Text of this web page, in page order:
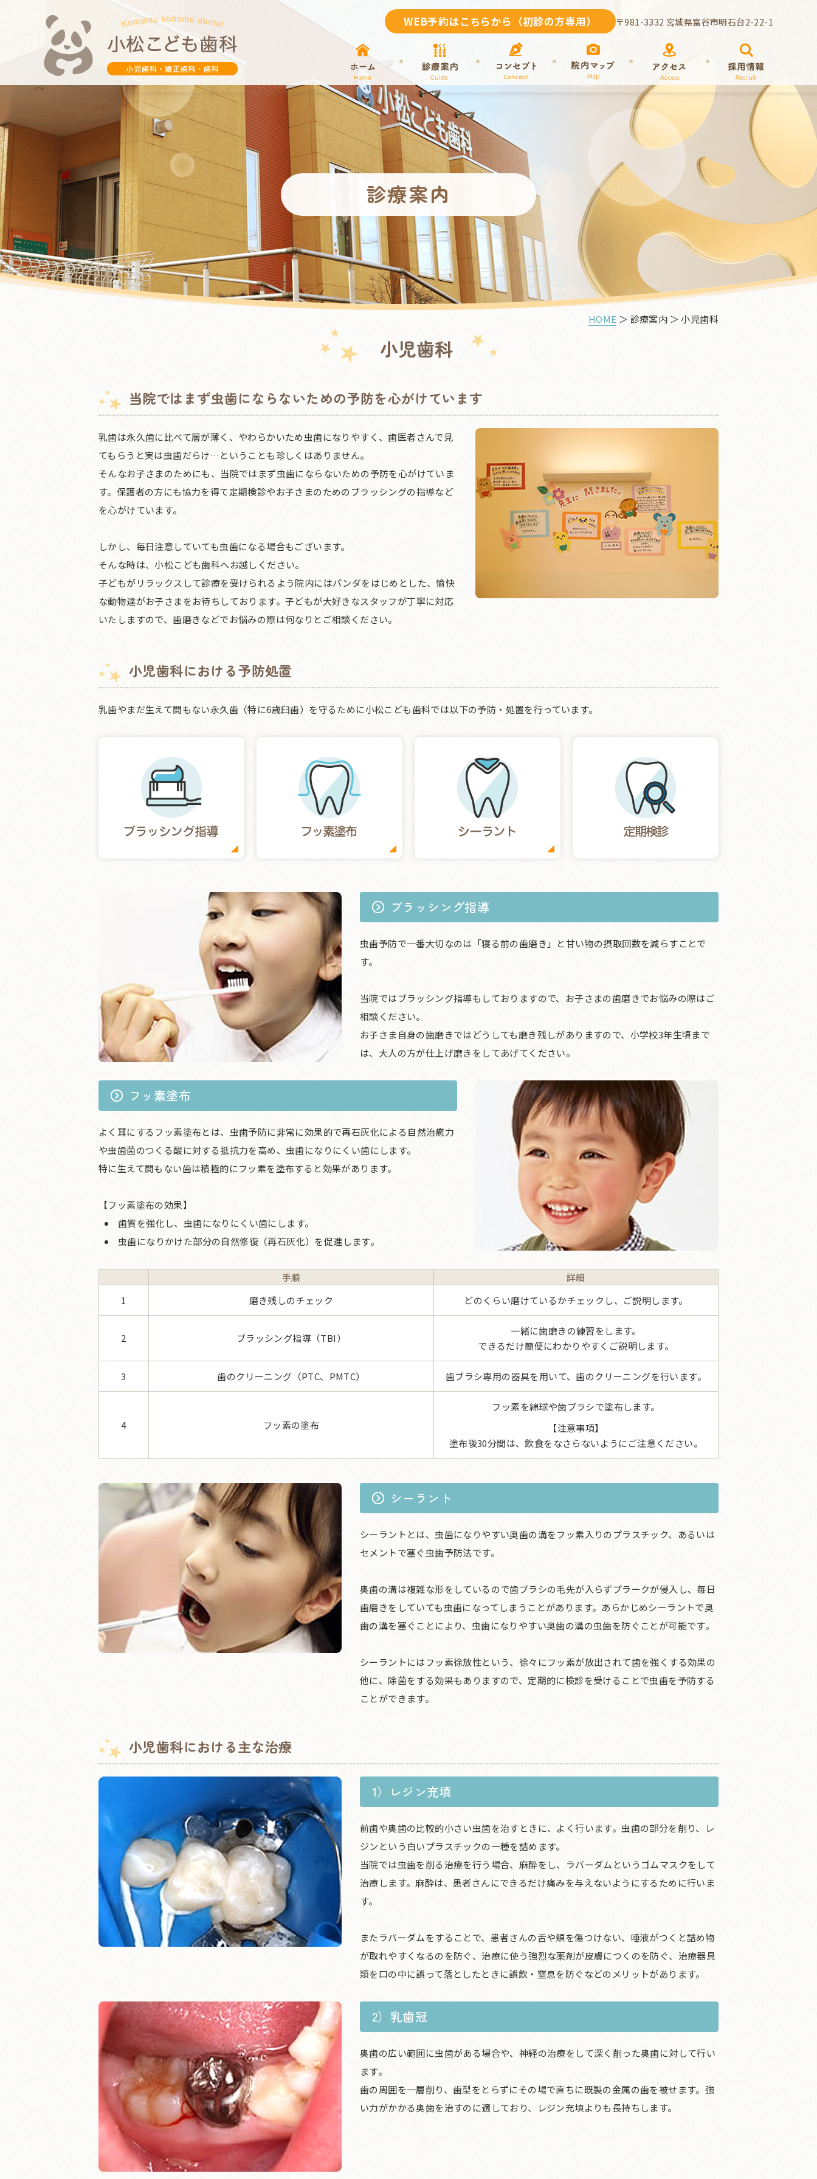
WEB予約はこちらから（初診の方専用） 〒981-3332 宮城県富谷市明石台2-22-1
診療案内
HOME ＞ 診療案内 ＞ 小児歯科
小児歯科
当院ではまず虫歯にならないための予防を心がけています
乳歯は永久歯に比べて層が薄く、やわらかいため虫歯になりやすく、歯医者さんで見
てもらうと実は虫歯だらけ…ということも珍しくはありません。
そんなお子さまのためにも、当院ではまず虫歯にならないための予防を心がけていま
す。保護者の方にも協力を得て定期検診やお子さまのためのブラッシングの指導など
を心がけています。
しかし、毎日注意していても虫歯になる場合もございます。
そんな時は、小松こども歯科へお越しください。
子どもがリラックスして診療を受けられるよう院内にはパンダをはじめとした、愉快
な動物達がお子さまをお待ちしております。子どもが大好きなスタッフが丁寧に対応
いたしますので、歯磨きなどでお悩みの際は何なりとご相談ください。
小児歯科における予防処置
乳歯やまだ生えて間もない永久歯（特に6歳臼歯）を守るために小松こども歯科では以下の予防・処置を行っています。
ブラッシング指導
虫歯予防で一番大切なのは「寝る前の歯磨き」と甘い物の摂取回数を減らすことで
す。
当院ではブラッシング指導もしておりますので、お子さまの歯磨きでお悩みの際はご
相談ください。
お子さま自身の歯磨きではどうしても磨き残しがありますので、小学校3年生頃まで
は、大人の方が仕上げ磨きをしてあげてください。
フッ素塗布
よく耳にするフッ素塗布とは、虫歯予防に非常に効果的で再石灰化による自然治癒力
や虫歯菌のつくる酸に対する抵抗力を高め、虫歯になりにくい歯にします。
特に生えて間もない歯は積極的にフッ素を塗布すると効果があります。
【フッ素塗布の効果】
歯質を強化し、虫歯になりにくい歯にします。
虫歯になりかけた部分の自然修復（再石灰化）を促進します。
手順
詳細
1
磨き残しのチェック どのくらい磨けているかチェックし、ご説明します。
2 ブラッシング指導（TBI）
一緒に歯磨きの練習をします。
できるだけ簡便にわかりやすくご説明します。
3 歯のクリーニング（PTC、PMTC） 歯ブラシ専用の器具を用いて、歯のクリーニングを行います。
4 フッ素の塗布
フッ素を綿球や歯ブラシで塗布します。
【注意事項】
塗布後30分間は、飲食をなさらないようにご注意ください。
シーラント
シーラントとは、虫歯になりやすい奥歯の溝をフッ素入りのプラスチック、あるいは
セメントで塞ぐ虫歯予防法です。
奥歯の溝は複雑な形をしているので歯ブラシの毛先が入らずプラークが侵入し、毎日
歯磨きをしていても虫歯になってしまうことがあります。あらかじめシーラントで奥
歯の溝を塞ぐことにより、虫歯になりやすい奥歯の溝の虫歯を防ぐことが可能です。
シーラントにはフッ素徐放性という、徐々にフッ素が放出されて歯を強くする効果の
他に、除菌をする効果もありますので、定期的に検診を受けることで虫歯を予防する
ことができます。
小児歯科における主な治療
1）レジン充填
前歯や奥歯の比較的小さい虫歯を治すときに、よく行います。虫歯の部分を削り、レ
ジンという白いプラスチックの一種を詰めます。
当院では虫歯を削る治療を行う場合、麻酔をし、ラバーダムというゴムマスクをして
治療します。麻酔は、患者さんにできるだけ痛みを与えないようにするために行いま
す。
またラバーダムをすることで、患者さんの舌や頬を傷つけない、唾液がつくと詰め物
が取れやすくなるのを防ぐ、治療に使う強烈な薬剤が皮膚につくのを防ぐ、治療器具
類を口の中に誤って落としたときに誤飲・窒息を防ぐなどのメリットがあります。
2）乳歯冠
奥歯の広い範囲に虫歯がある場合や、神経の治療をして深く削った奥歯に対して行い
ます。
歯の周囲を一層削り、歯型をとらずにその場で直ちに既製の金属の歯を被せます。強
い力がかかる奥歯を治すのに適しており、レジン充填よりも長持ちします。